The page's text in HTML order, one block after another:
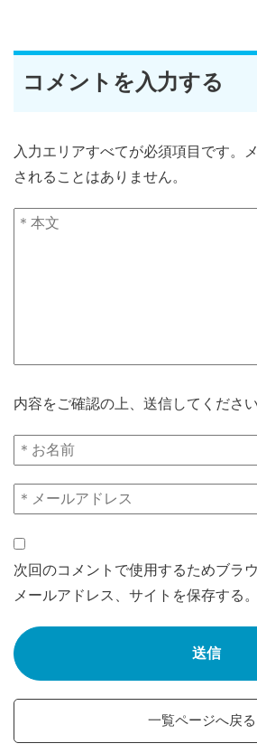
コメントを入力する
入力エリアすべてが必須項目です。
されることはありません。
内容をご確認の上、送信してください
次回のコメントで使用するためブラ
メールアドレス、サイトを保存する。
一覧ページへ戻る